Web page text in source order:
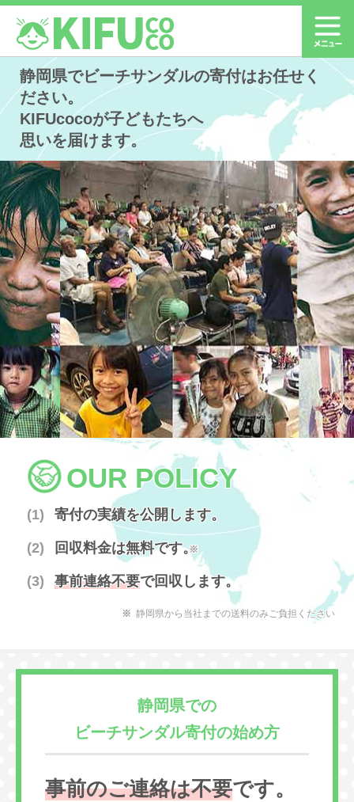
静岡県でビーチサンダルの寄付はお任せく
ださい。
KIFUcocoが子どもたちへ
思いを届けます。
OUR POLICY
寄付の実績を公開します。
回収料金は無料です。
※
事前連絡不要で回収します。
静岡県から当社までの送料のみご負担ください
静岡県での
ビーチサンダル寄付の始め方
事前のご連絡は不要です。